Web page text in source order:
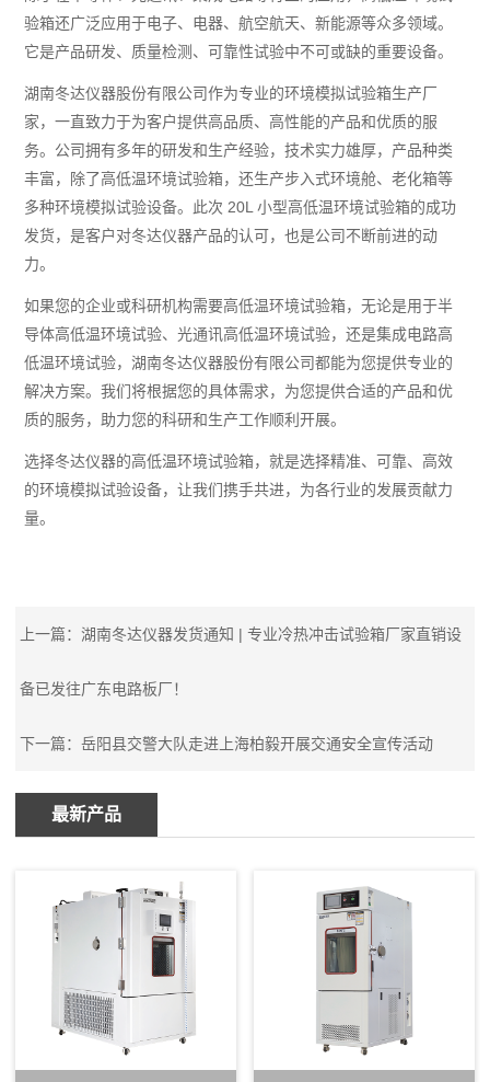
验箱还广泛应用于电子、电器、航空航天、新能源等众多领域。
它是产品研发、质量检测、可靠性试验中不可或缺的重要设备。
湖南冬达仪器股份有限公司作为专业的环境模拟试验箱生产厂
家，一直致力于为客户提供高品质、高性能的产品和优质的服
务。公司拥有多年的研发和生产经验，技术实力雄厚，产品种类
丰富，除了高低温环境试验箱，还生产步入式环境舱、老化箱等
多种环境模拟试验设备。此次 20L 小型高低温环境试验箱的成功
发货，是客户对冬达仪器产品的认可，也是公司不断前进的动
力。
如果您的企业或科研机构需要高低温环境试验箱，无论是用于半
导体高低温环境试验、光通讯高低温环境试验，还是集成电路高
低温环境试验，湖南冬达仪器股份有限公司都能为您提供专业的
解决方案。我们将根据您的具体需求，为您提供合适的产品和优
质的服务，助力您的科研和生产工作顺利开展。
选择冬达仪器的高低温环境试验箱，就是选择精准、可靠、高效
的环境模拟试验设备，让我们携手共进，为各行业的发展贡献力
量。
上一篇：湖南冬达仪器发货通知 | 专业冷热冲击试验箱厂家直销设
备已发往广东电路板厂！
下一篇：岳阳县交警大队走进上海柏毅开展交通安全宣传活动
最新产品